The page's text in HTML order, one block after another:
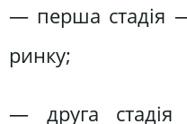
— перша стадія
ринку;
— друга